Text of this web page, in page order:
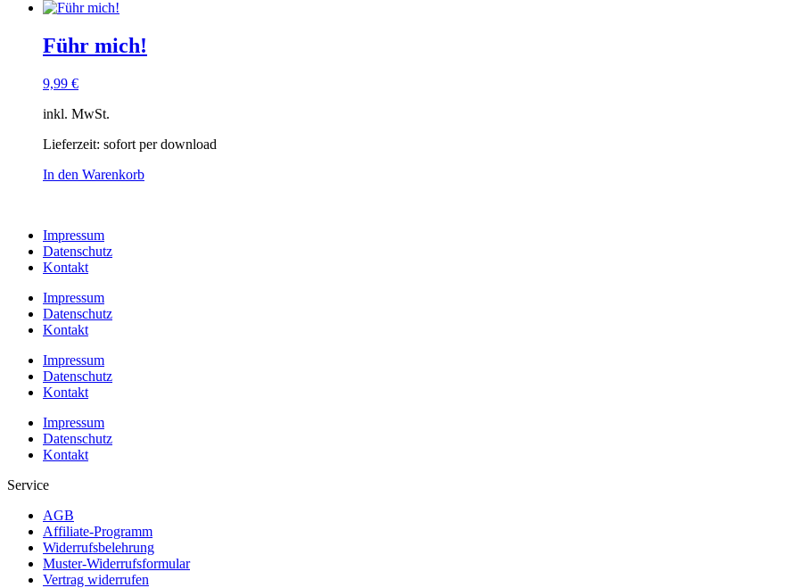
Führ mich!
9,99 €
inkl. MwSt.
Lieferzeit: sofort per download
In den Warenkorb
Impressum
Datenschutz
Kontakt
Impressum
Datenschutz
Kontakt
Impressum
Datenschutz
Kontakt
Impressum
Datenschutz
Kontakt
Service
AGB
Affiliate-Programm
Widerrufsbelehrung
Muster-Widerrufsformular
Vertrag widerrufen